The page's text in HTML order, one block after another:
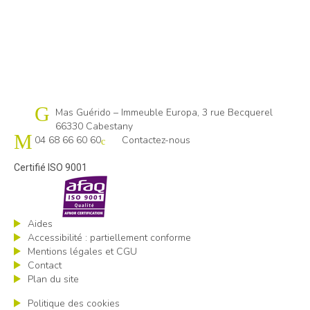
Cap emploi 66
Mas Guérido – Immeuble Europa, 3 rue Becquerel
66330 Cabestany
04 68 66 60 60
Contactez-nous
Certifié ISO 9001
Aides
Accessibilité : partiellement conforme
Mentions légales et CGU
Contact
Plan du site
Politique des cookies